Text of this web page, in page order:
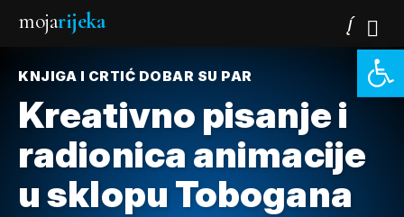
mojarijeka
KNJIGA I CRTIĆ DOBAR SU PAR
Kreativno pisanje i
radionica animacije
u sklopu Tobogana